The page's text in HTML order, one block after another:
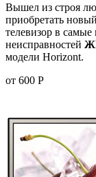
Вышел из строя
приобретать
телевизор в
неисправностей
модели Horizont.
от 600 Р